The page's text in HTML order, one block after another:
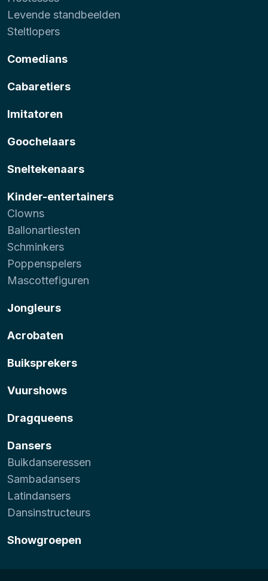
Levende standbeelden
Steltlopers
Comedians
Cabaretiers
Imitatoren
Goochelaars
Sneltekenaars
Kinder-entertainers
Clowns
Ballonartiesten
Schminkers
Poppenspelers
Mascottefiguren
Jongleurs
Acrobaten
Buiksprekers
Vuurshows
Dragqueens
Dansers
Buikdanseressen
Sambadansers
Latindansers
Dansinstructeurs
Showgroepen